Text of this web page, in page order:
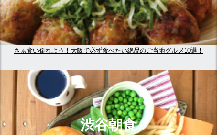
さぁ食い倒れよう！大阪で必ず食べたい絶品のご当地グルメ10選！
渋谷朝食